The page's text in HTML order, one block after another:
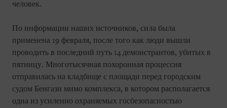
человек.
По информации наших источников, сила была
применена 19 февраля, после того как люди вышли
проводить в последний путь 14 демонстрантов, убитых в
пятницу. Многотысячная похоронная процессия
отправилась на кладбище с площади перед городским
судом Бенгази мимо комплекса, в котором располагается
одна из усиленно охраняемых госбезопасностью